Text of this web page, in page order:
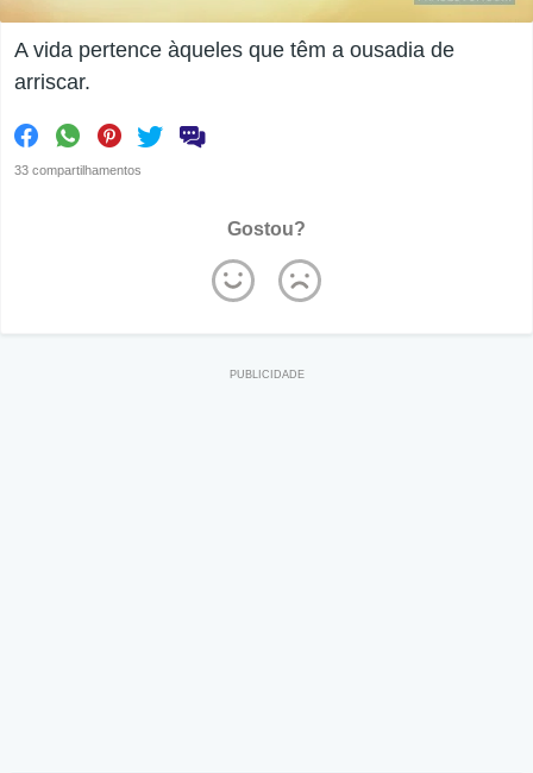
A vida pertence àqueles que têm a ousadia de
arriscar.
33 compartilhamentos
Gostou?